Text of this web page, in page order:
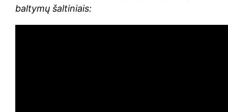
baltymų šaltiniais: